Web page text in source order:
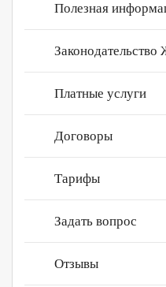
Реквизиты
Лицензия
Вакансии
Сертификаты
Раскрытие
Контакты
Личный кабинет
Полезная
Платные услуги
Договоры
Тарифы
Задать вопрос
Отзывы